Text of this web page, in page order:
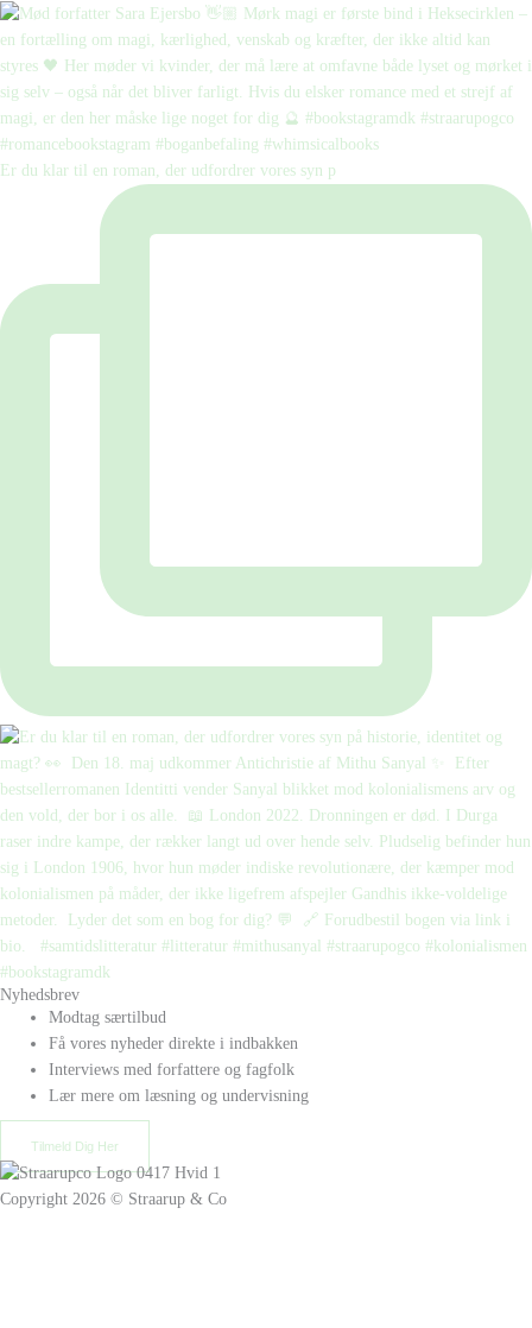
Er du klar til en roman, der udfordrer vores syn p
Nyhedsbrev
Modtag særtilbud
Få vores nyheder direkte i indbakken
Interviews med forfattere og fagfolk
Lær mere om læsning og undervisning
Tilmeld Dig Her
Copyright 2026 © Straarup & Co